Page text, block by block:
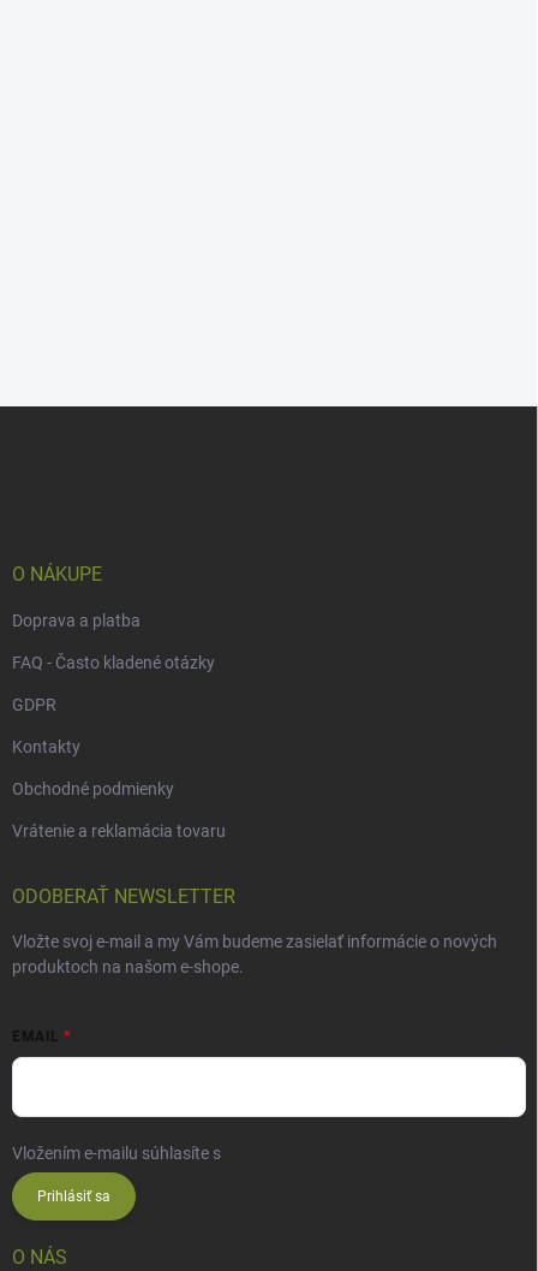
O NÁKUPE
Doprava a platba
FAQ - Často kladené otázky
GDPR
Kontakty
Obchodné podmienky
Vrátenie a reklamácia tovaru
ODOBERAŤ NEWSLETTER
Vložte svoj e-mail a my Vám budeme zasielať informácie o nových
produktoch na našom e-shope.
EMAIL
Vložením e-mailu súhlasíte s
Prihlásiť sa
O NÁS